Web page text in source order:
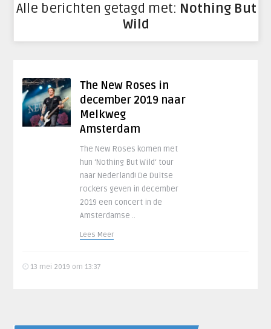
Alle berichten getagd met: Nothing But
Wild
The New Roses in
december 2019 naar
Melkweg
Amsterdam
The New Roses komen met
hun ‘Nothing But Wild‘ tour
naar Nederland! De Duitse
rockers geven in december
2019 een concert in de
Amsterdamse ..
Lees Meer
13 mei 2019 om 13:37